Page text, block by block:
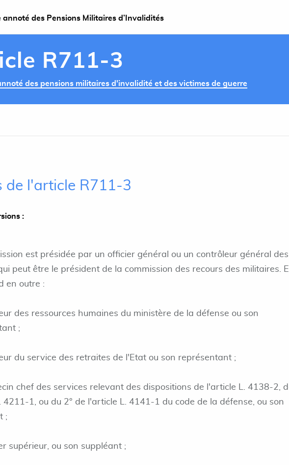
annoté des Pensions Militaires d’Invalidités
R711-3
des pensions militaires d'invalidité et des victimes de guerre
de l'article R711-3
:
est présidée par un officier général ou un contrôleur général des
peut être le président de la commission des recours des militaires.
en outre :
des ressources humaines du ministère de la défense ou son
;
du service des retraites de l'Etat ou son représentant ;
chef des services relevant des dispositions de l'article L. 4138-2,
4211-1, ou du 2° de l'article L. 4141-1 du code de la défense, ou son
;
supérieur, ou son suppléant ;